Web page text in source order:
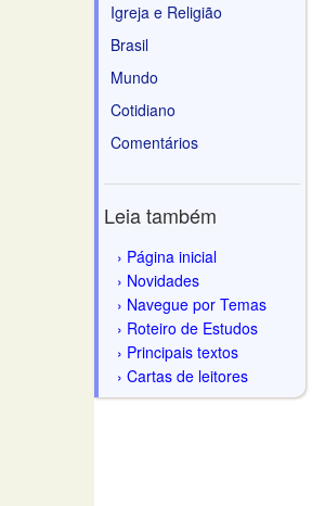
Igreja e Religião
Brasil
Mundo
Cotidiano
Comentários
Leia também
Página inicial
Novidades
Navegue por Temas
Roteiro de Estudos
Principais textos
Cartas de leitores